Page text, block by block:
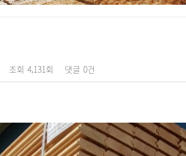
조회 4,131회 댓글 0건